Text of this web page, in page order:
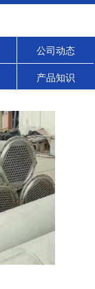
公司动态
产品知识